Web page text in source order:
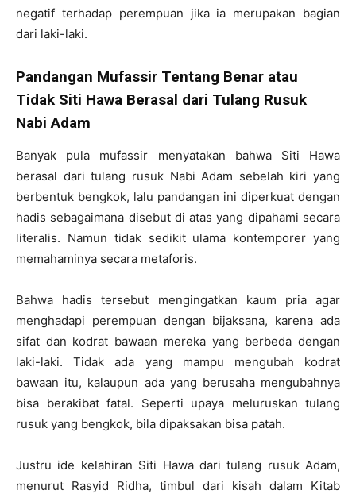
negatif terhadap perempuan jika ia merupakan bagian
dari laki-laki.
Pandangan Mufassir Tentang Benar atau
Tidak Siti Hawa Berasal dari Tulang Rusuk
Nabi Adam
Banyak pula mufassir menyatakan bahwa Siti Hawa
berasal dari tulang rusuk Nabi Adam sebelah kiri yang
berbentuk bengkok, lalu pandangan ini diperkuat dengan
hadis sebagaimana disebut di atas yang dipahami secara
literalis. Namun tidak sedikit ulama kontemporer yang
memahaminya secara metaforis.
Bahwa hadis tersebut mengingatkan kaum pria agar
menghadapi perempuan dengan bijaksana, karena ada
sifat dan kodrat bawaan mereka yang berbeda dengan
laki-laki. Tidak ada yang mampu mengubah kodrat
bawaan itu, kalaupun ada yang berusaha mengubahnya
bisa berakibat fatal. Seperti upaya meluruskan tulang
rusuk yang bengkok, bila dipaksakan bisa patah.
Justru ide kelahiran Siti Hawa dari tulang rusuk Adam,
menurut Rasyid Ridha, timbul dari kisah dalam Kitab